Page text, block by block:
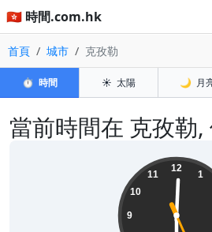
🇭🇰 時間.com.hk
首頁 城市 克孜勒
⏱️ 時間 ☀️ 太陽 🌙 月
當前時間在 克孜勒
12
1
9
10
11